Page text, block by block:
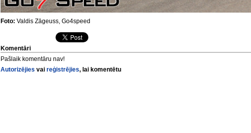
Foto: Valdis Zāgeuss, Go4speed
Komentāri
Pašlaik komentāru nav!
Autorizējies vai reģistrējies, lai komentētu